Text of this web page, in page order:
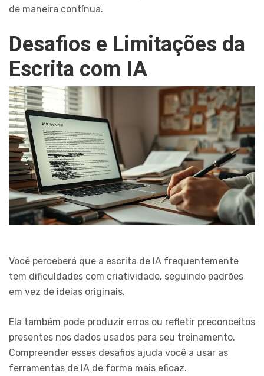
de maneira contínua.
Desafios e Limitações da
Escrita com IA
Você perceberá que a escrita de IA frequentemente
tem dificuldades com criatividade, seguindo padrões
em vez de ideias originais.
Ela também pode produzir erros ou refletir preconceitos
presentes nos dados usados para seu treinamento.
Compreender esses desafios ajuda você a usar as
ferramentas de IA de forma mais eficaz.